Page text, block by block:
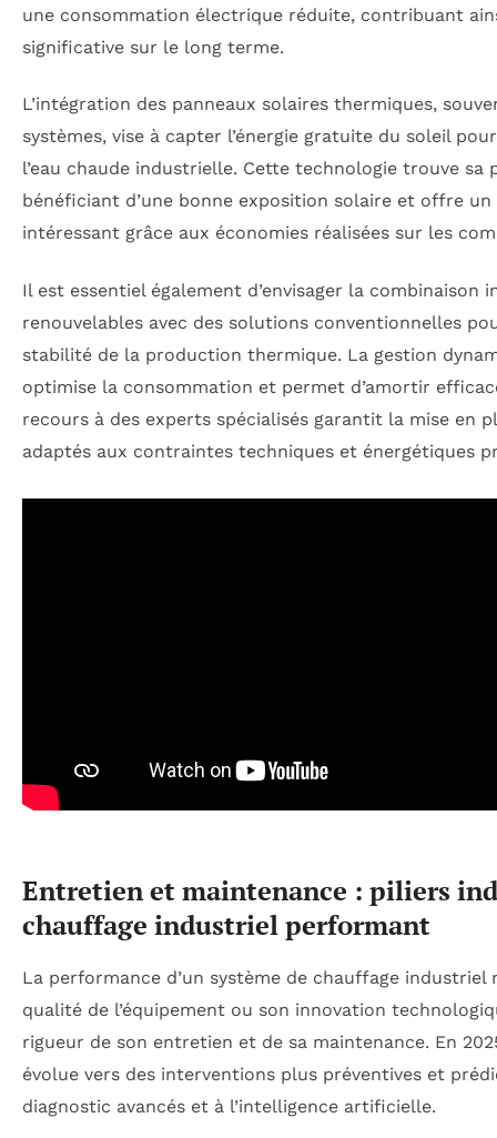
une consommation électrique réduite, contribuant
significative sur le long terme.
L’intégration des panneaux solaires thermiques,
systèmes, vise à capter l’énergie gratuite du soleil
l’eau chaude industrielle. Cette technologie trouve sa
bénéficiant d’une bonne exposition solaire et offre
intéressant grâce aux économies réalisées sur les
Il est essentiel également d’envisager la combinaison
renouvelables avec des solutions conventionnelles
stabilité de la production thermique. La gestion
optimise la consommation et permet d’amortir
recours à des experts spécialisés garantit la mise en
adaptés aux contraintes techniques et énergétiques
Entretien et maintenance : piliers
chauffage industriel performant
La performance d’un système de chauffage
qualité de l’équipement ou son innovation
rigueur de son entretien et de sa maintenance. En
évolue vers des interventions plus préventives et
diagnostic avancés et à l’intelligence artificielle.